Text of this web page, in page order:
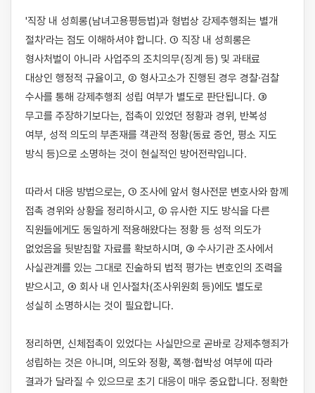
'직장 내 성희롱(남녀고용평등법)과 형법상 강제추행죄는 별개
절차'라는 점도 이해하셔야 합니다. ① 직장 내 성희롱은
형사처벌이 아니라 사업주의 조치의무(징계 등) 및 과태료
대상인 행정적 규율이고, ② 형사고소가 진행된 경우 경찰·검찰
수사를 통해 강제추행죄 성립 여부가 별도로 판단됩니다. ③
무고를 주장하기보다는, 접촉이 있었던 정황과 경위, 반복성
여부, 성적 의도의 부존재를 객관적 정황(동료 증언, 평소 지도
방식 등)으로 소명하는 것이 현실적인 방어전략입니다.
따라서 대응 방법으로는, ① 조사에 앞서 형사전문 변호사와 함께
접촉 경위와 상황을 정리하시고, ② 유사한 지도 방식을 다른
직원들에게도 동일하게 적용해왔다는 정황 등 성적 의도가
없었음을 뒷받침할 자료를 확보하시며, ③ 수사기관 조사에서
사실관계를 있는 그대로 진술하되 법적 평가는 변호인의 조력을
받으시고, ④ 회사 내 인사절차(조사위원회 등)에도 별도로
성실히 소명하시는 것이 필요합니다.
정리하면, 신체접촉이 있었다는 사실만으로 곧바로 강제추행죄가
성립하는 것은 아니며, 의도와 정황, 폭행·협박성 여부에 따라
결과가 달라질 수 있으므로 초기 대응이 매우 중요합니다. 정확한